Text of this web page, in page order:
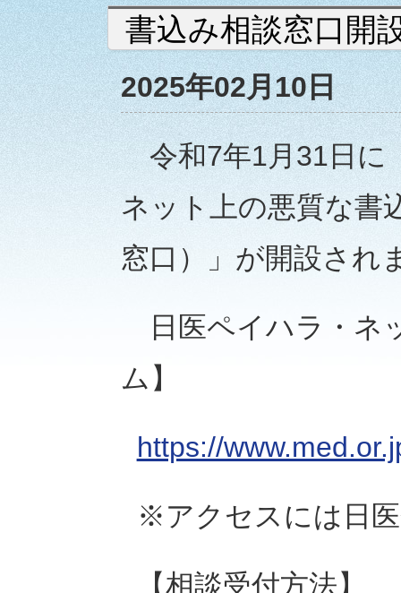
書込み相談窓口開
2025年02月10日
令和7年1月31日に
ネット上の悪質な書
窓口）」が開設され
日医ペイハラ・ネ
ム】
https://
※アクセスには日
【相談受付方法】